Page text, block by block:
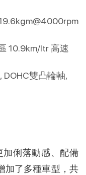
10.9km/ltr 高速
DOHC雙凸輪軸,
加俐落動感、配備
加了多種車型，共